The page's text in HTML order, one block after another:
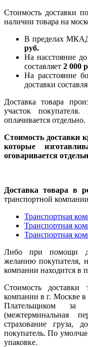
Стоимость доставки
наличии товара на
В пределах МКАД
руб.
На насcтояние
составляет 2 000
На расстояние
доставки
Доставка товара
участок
оплачивается отдельно.
Стоимость доставки
которые
оговаривается
Доставка товара в
транспортной
Транспортная
Транспортная
Транспортная
Либо при помощи
желанию покупателя,
компании находится в
Стоимость доставки
компании в г. Москве
Плательщиком за
(межтерминальная
страхование груза,
покупатель. По
упаковке.